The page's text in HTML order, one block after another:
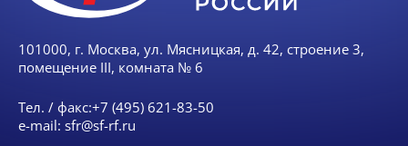
101000, г. Москва, ул. Мясницкая, д. 42, строение 3,
помещение III, комната № 6
Тел. / факс:+7 (495) 621-83-50
e-mail: sfr@sf-rf.ru